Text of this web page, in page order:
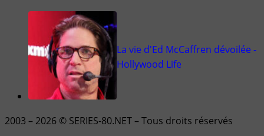
La vie d'Ed McCaffren dévoilée -
Hollywood Life
2003 – 2026 © SERIES-80.NET – Tous droits réservés